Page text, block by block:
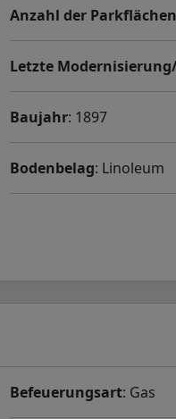
Anzahl der Parkflächen
Letzte
Baujahr: 1897
Bodenbelag: Linoleum
Befeuerungsart: Gas